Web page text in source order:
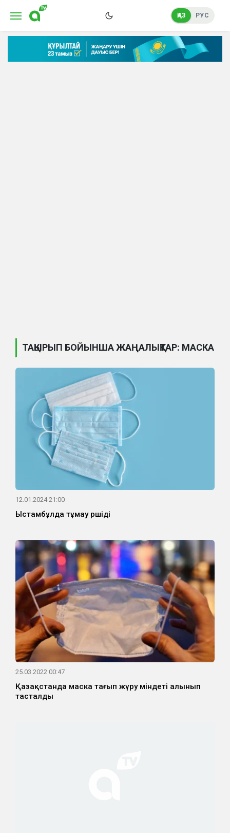
ҚАЗ РУС
ТАҚЫРЫП БОЙЫНША ЖАҢАЛЫҚТАР: МАСКА
12.01.2024 21:00
Ыстамбұлда тұмау өршіді
25.03.2022 00:47
Қазақстанда маска тағып жүру міндеті алынып
тасталды